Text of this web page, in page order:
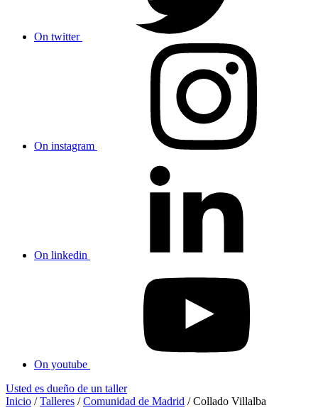
On twitter
On instagram
On linkedin
On youtube
Usted es dueño de un taller
Inicio /Talleres /Comunidad de Madrid /Collado Villalba